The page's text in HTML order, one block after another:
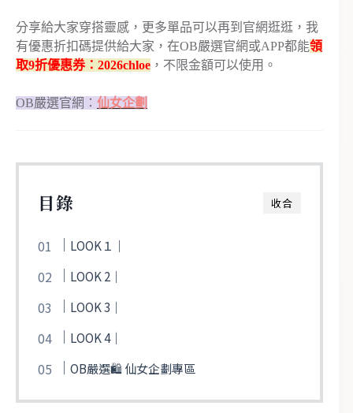
分享給大家穿搭靈感，更多單品可以再到官網逛逛，我
有優惠折扣碼提供給大家，在OB嚴選官網或APP都能領
取9折優惠券：2026chloe ，不限金額可以使用。
OB嚴選官網： 仙女企劃
收合
目錄
LOOK１｜
LOOK 2｜
LOOK 3｜
LOOK 4｜
OB嚴選🛍️ 仙女企劃專區